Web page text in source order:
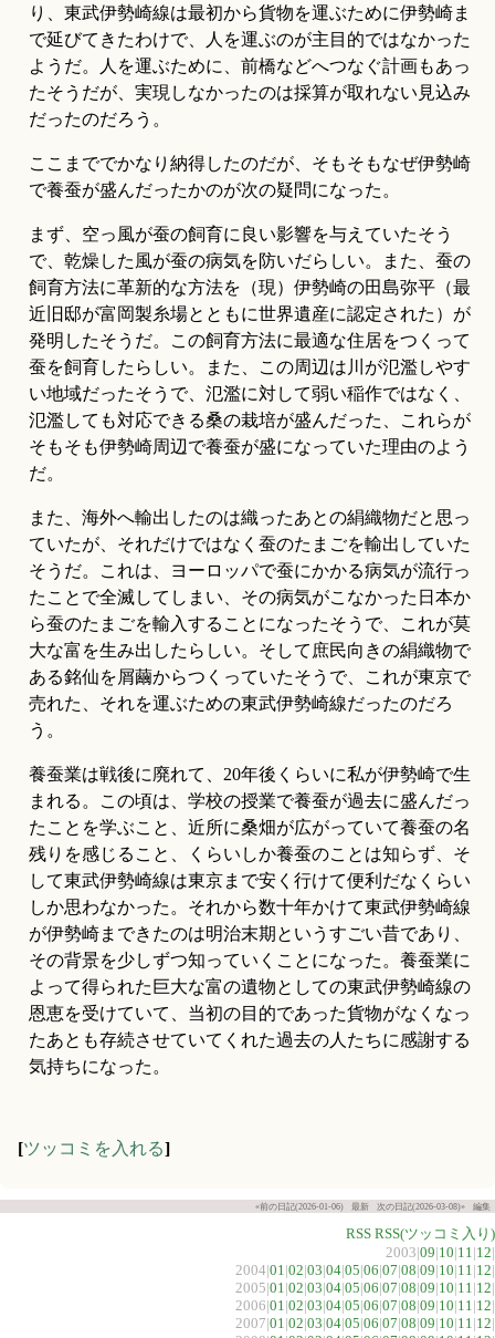
り、東武伊勢崎線は最初から貨物を運ぶために伊勢崎ま
で延びてきたわけで、人を運ぶのが主目的ではなかった
ようだ。人を運ぶために、前橋などへつなぐ計画もあっ
たそうだが、実現しなかったのは採算が取れない見込み
だったのだろう。
ここまででかなり納得したのだが、そもそもなぜ伊勢崎
で養蚕が盛んだったかのが次の疑問になった。
まず、空っ風が蚕の飼育に良い影響を与えていたそう
で、乾燥した風が蚕の病気を防いだらしい。また、蚕の
飼育方法に革新的な方法を（現）伊勢崎の田島弥平（最
近旧邸が富岡製糸場とともに世界遺産に認定された）が
発明したそうだ。この飼育方法に最適な住居をつくって
蚕を飼育したらしい。また、この周辺は川が氾濫しやす
い地域だったそうで、氾濫に対して弱い稲作ではなく、
氾濫しても対応できる桑の栽培が盛んだった、これらが
そもそも伊勢崎周辺で養蚕が盛になっていた理由のよう
だ。
また、海外へ輸出したのは織ったあとの絹織物だと思っ
ていたが、それだけではなく蚕のたまごを輸出していた
そうだ。これは、ヨーロッパで蚕にかかる病気が流行っ
たことで全滅してしまい、その病気がこなかった日本か
ら蚕のたまごを輸入することになったそうで、これが莫
大な富を生み出したらしい。そして庶民向きの絹織物で
ある銘仙を屑繭からつくっていたそうで、これが東京で
売れた、それを運ぶための東武伊勢崎線だったのだろ
う。
養蚕業は戦後に廃れて、20年後くらいに私が伊勢崎で生
まれる。この頃は、学校の授業で養蚕が過去に盛んだっ
たことを学ぶこと、近所に桑畑が広がっていて養蚕の名
残りを感じること、くらいしか養蚕のことは知らず、そ
して東武伊勢崎線は東京まで安く行けて便利だなくらい
しか思わなかった。それから数十年かけて東武伊勢崎線
が伊勢崎まできたのは明治末期というすごい昔であり、
その背景を少しずつ知っていくことになった。養蚕業に
よって得られた巨大な富の遺物としての東武伊勢崎線の
恩恵を受けていて、当初の目的であった貨物がなくなっ
たあとも存続させていてくれた過去の人たちに感謝する
気持ちになった。
[ツッコミを入れる]
«前の日記(2026-01-06) 最新 次の日記(2026-03-08)» 編集
RSS RSS(ツッコミ入り)
2003|09|10|11 |12|
2004|01 |02|03|04|05|06|07|08|09|10|11 |12|
2005|01 |02|03|04|05|06|07|08|09|10|11 |12|
2006|01 |02|03|04|05|06|07|08|09|10|11 |12|
2007|01 |02|03|04|05|06|07|08|09|10|11 |12|